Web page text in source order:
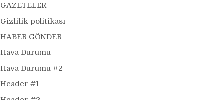
GAZETELER
Gizlilik politikası
HABER GÖNDER
Hava Durumu
Hava Durumu #2
Header #1